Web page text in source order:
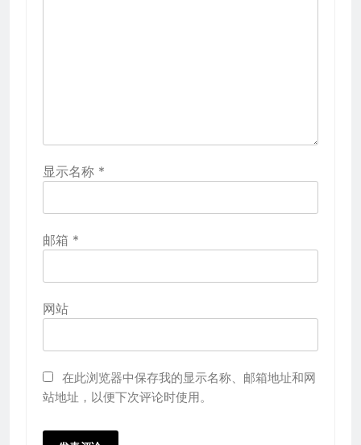
显示名称 *
邮箱 *
网站
在此浏览器中保存我的显示名称、邮箱地址和网
站地址，以便下次评论时使用。